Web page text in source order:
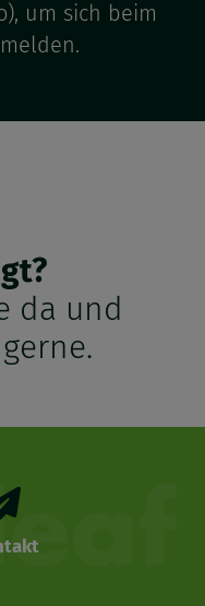
um sich beim
da und